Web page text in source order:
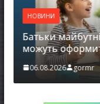
НОВИНИ
Батьки
можуть
06.08.2026 gormr